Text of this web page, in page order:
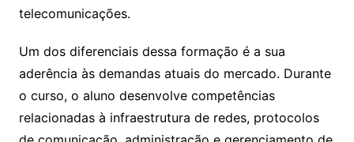
telecomunicações.
Um dos diferenciais dessa formação é a sua
aderência às demandas atuais do mercado. Durante
o curso, o aluno desenvolve competências
relacionadas à infraestrutura de redes, protocolos